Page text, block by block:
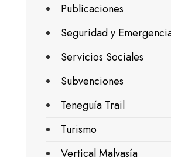
Publicaciones
Seguridad y
Servicios Sociales
Subvenciones
Teneguía Trail
Turismo
Vertical Malvasía